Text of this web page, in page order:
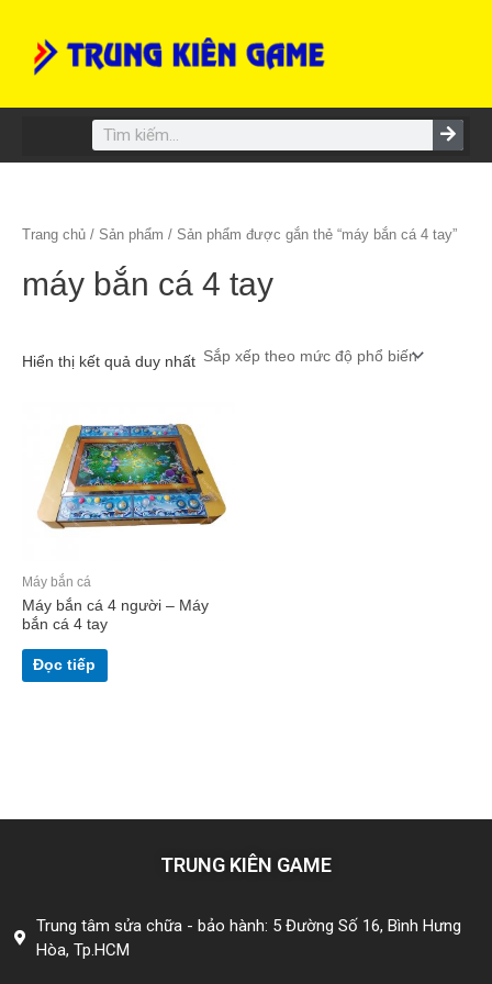
content
Search
Trang chủ / Sản phẩm / Sản phẩm được gắn thẻ “máy bắn cá 4 tay”
máy bắn cá 4 tay
Hiển thị kết quả duy nhất
Máy bắn cá
Máy bắn cá 4 người – Máy
bắn cá 4 tay
Đọc tiếp
TRUNG KIÊN GAME
Trung tâm sửa chữa - bảo hành: 5 Đường Số 16, Bình Hưng
Hòa, Tp.HCM